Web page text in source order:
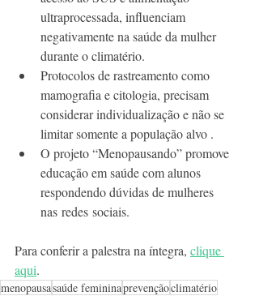
ultraprocessada, influenciam
negativamente na saúde da mulher
durante o climatério.
Protocolos de rastreamento como
mamografia e citologia, precisam
considerar individualização e não se
limitar somente a população alvo .
O projeto “Menopausando” promove
educação em saúde com alunos
respondendo dúvidas de mulheres
nas redes sociais.
Para conferir a palestra na íntegra, clique
aqui.
menopausasaúde femininaprevençãoclimatério